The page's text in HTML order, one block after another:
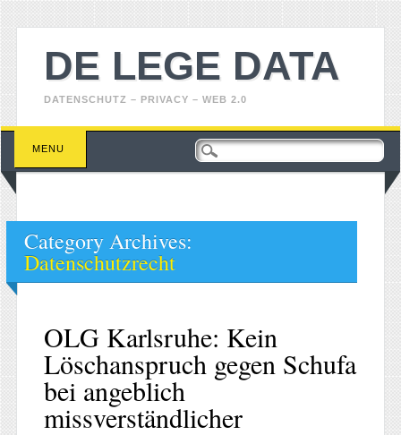
DE LEGE DATA
DATENSCHUTZ – PRIVACY – WEB 2.0
Main menu
Skip
content
MENU
Category Archives:
Datenschutzrecht
OLG Karlsruhe: Kein
Löschanspruch gegen Schufa
bei angeblich
missverständlicher